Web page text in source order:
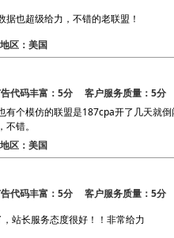
也超级给力，不错的老联盟！
区：美国
代码丰富：5分 客户服务质量：5分
有个模仿的联盟是187cpa开了几天就
错。
区：美国
代码丰富：5分 客户服务质量：5分
站长服务态度很好！！非常给力